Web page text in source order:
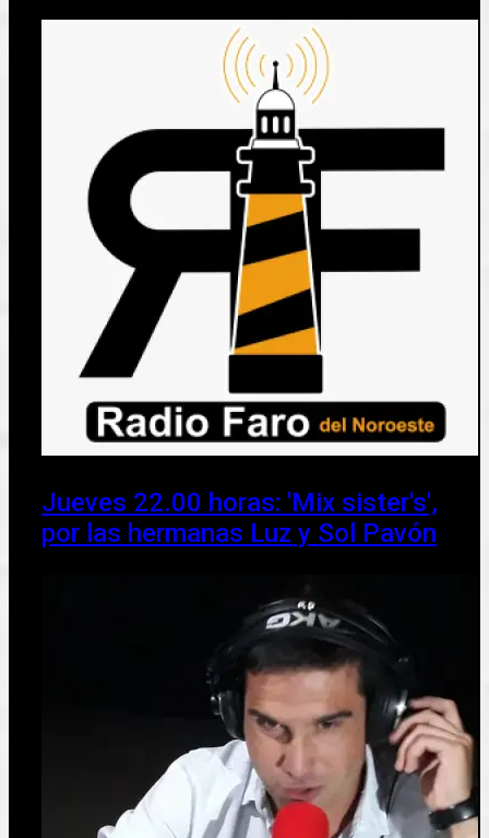
Jueves 22.00 horas: 'Mix sister's',
por las hermanas Luz y Sol Pavón